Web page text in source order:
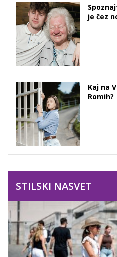
je čez
Kaj na
Romih?
STILSKI NASVET